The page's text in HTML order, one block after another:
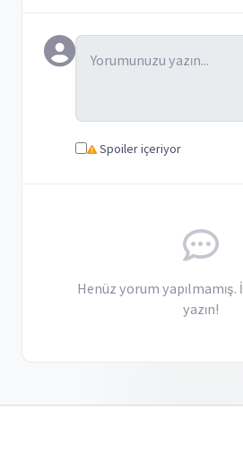
Spoiler içeriyor
Henüz yorum
yazın!